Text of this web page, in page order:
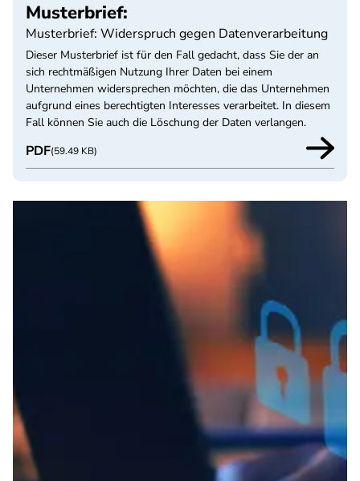
Musterbrief:
Musterbrief: Widerspruch gegen Datenverarbeitung
Dieser Musterbrief ist für den Fall gedacht, dass Sie der an
sich rechtmäßigen Nutzung Ihrer Daten bei einem
Unternehmen widersprechen möchten, die das Unternehmen
aufgrund eines berechtigten Interesses verarbeitet. In diesem
Fall können Sie auch die Löschung der Daten verlangen.
PDF(59.49 KB)